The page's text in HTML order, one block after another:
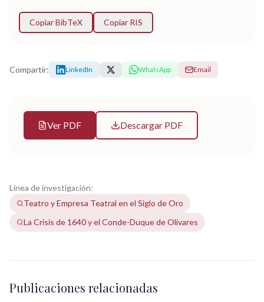
Copiar BibTeX Copiar RIS
Compartir: LinkedIn WhatsApp Email
Ver PDF Descargar PDF
Línea de investigación:
Teatro y Empresa Teatral en el Siglo de Oro
La Crisis de 1640 y el Conde-Duque de Olivares
Publicaciones relacionadas